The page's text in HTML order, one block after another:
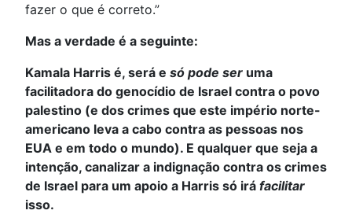
fazer o que é correto.”
Mas a verdade é a seguinte:
Kamala Harris é, será e só pode ser uma
facilitadora do genocídio de Israel contra o povo
palestino (e dos crimes que este império norte-
americano leva a cabo contra as pessoas nos
EUA e em todo o mundo). E qualquer que seja a
intenção, canalizar a indignação contra os crimes
de Israel para um apoio a Harris só irá facilitar
isso.